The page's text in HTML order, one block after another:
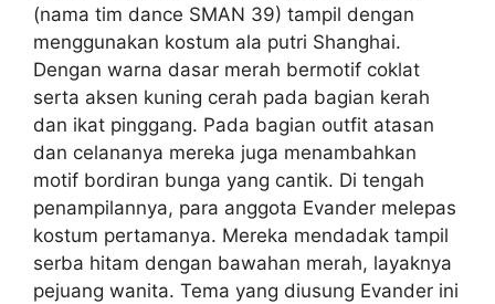
(nama tim dance SMAN 39) tampil dengan
menggunakan kostum ala putri Shanghai.
Dengan warna dasar merah bermotif coklat
serta aksen kuning cerah pada bagian kerah
dan ikat pinggang. Pada bagian outfit atasan
dan celananya mereka juga menambahkan
motif bordiran bunga yang cantik. Di tengah
penampilannya, para anggota Evander melepas
kostum pertamanya. Mereka mendadak tampil
serba hitam dengan bawahan merah, layaknya
pejuang wanita. Tema yang diusung Evander ini